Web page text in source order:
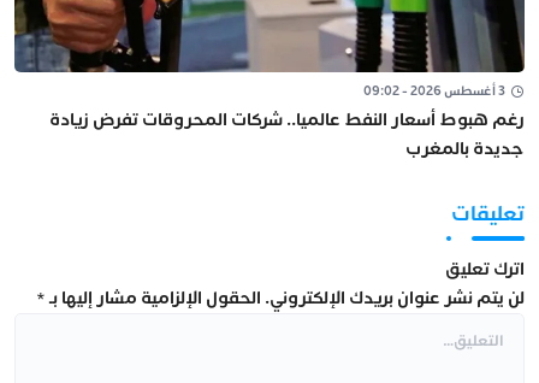
3 أغسطس 2026 - 09:02
رغم هبوط أسعار النفط عالميا.. شركات المحروقات تفرض زيادة
جديدة بالمغرب
تعليقات
اترك تعليق
لن يتم نشر عنوان بريدك الإلكتروني. الحقول الإلزامية مشار إليها بـ*